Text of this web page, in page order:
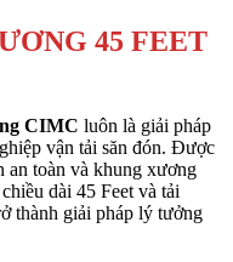
45 FEET
CIMC luôn là giải pháp
vận tải săn đón. Được
an toàn và khung xương
dài 45 Feet và tải
thành giải pháp lý tưởng